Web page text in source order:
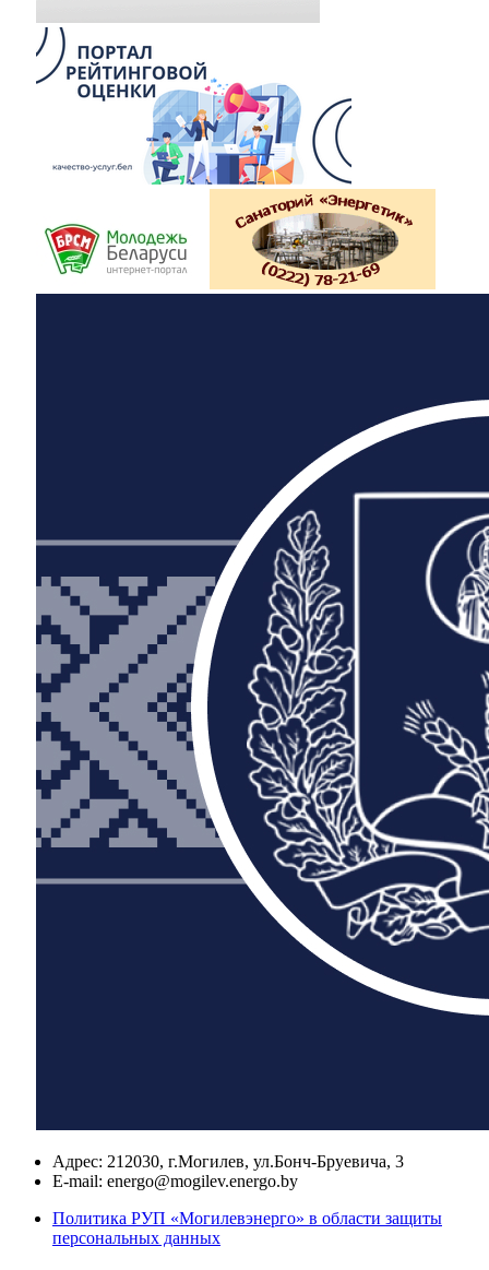
Адрес: 212030, г.Могилев, ул.Бонч-Бруевича, 3
E-mail: energo@mogilev.energo.by
Политика РУП «Могилевэнерго» в области защиты
персональных данных